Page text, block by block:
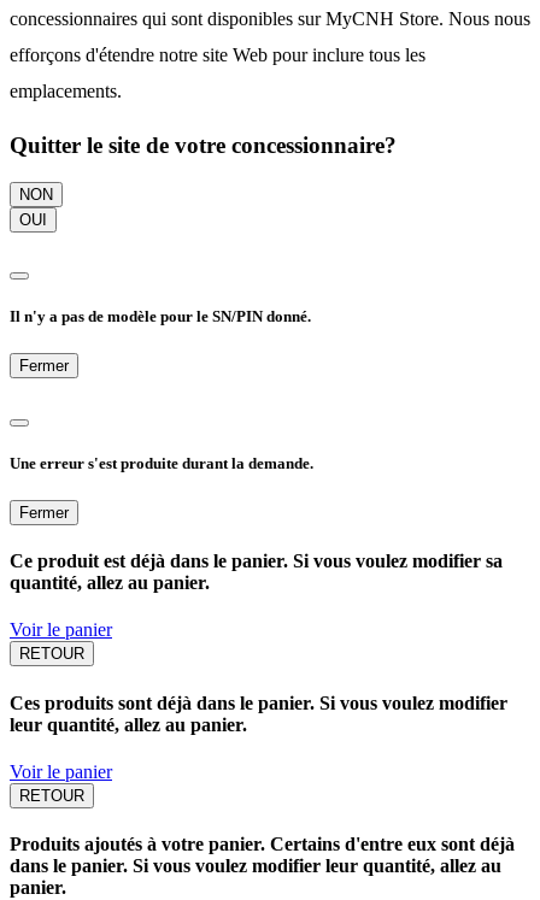
concessionnaires qui sont disponibles sur MyCNH Store. Nous nous
efforçons d'étendre notre site Web pour inclure tous les
emplacements.
Quitter le site de votre concessionnaire?
NON
OUI
Il n'y a pas de modèle pour le SN/PIN donné.
Fermer
Une erreur s'est produite durant la demande.
Fermer
Ce produit est déjà dans le panier. Si vous voulez modifier sa
quantité, allez au panier.
Voir le panier
RETOUR
Ces produits sont déjà dans le panier. Si vous voulez modifier
leur quantité, allez au panier.
Voir le panier
RETOUR
Produits ajoutés à votre panier. Certains d'entre eux sont déjà
dans le panier. Si vous voulez modifier leur quantité, allez au
panier.